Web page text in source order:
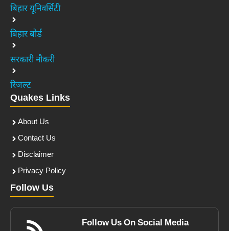
बिहार यूनिवर्सिटी
बिहार बोर्ड
सरकारी नौकरी
रिजल्ट
Quakes Links
About Us
Contact Us
Disclaimer
Privacy Policy
Follow Us
Follow Us On Social Media